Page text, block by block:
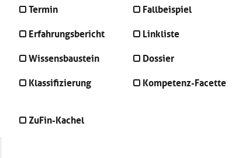
Termin Fallbeispiel
Erfahrungsbericht Linkliste
Wissensbaustein Dossier
Klassifizierung Kompetenz-Facette
ZuFin-Kachel